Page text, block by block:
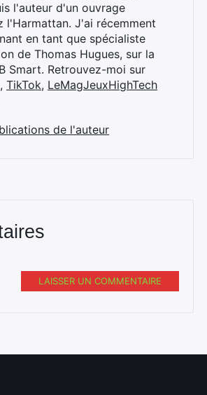
l'auteur d'un ouvrage
l'Harmattan. J'ai récemment
en tant que spécialiste
de Thomas Hugues, sur la
Smart. Retrouvez-moi sur
, TikTok, LeMagJeuxHighTech
de l'auteur
LAISSER UN COMMENTAIRE